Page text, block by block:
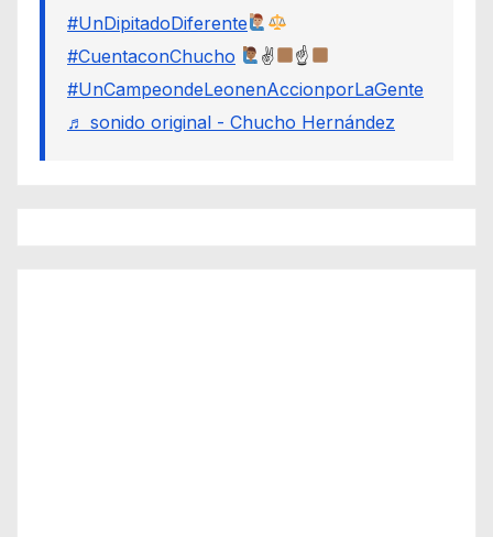
#UnDipitadoDiferente
#CuentaconChucho
✌
☝
#UnCampeondeLeonenAccionporLaGente
♬ sonido original - Chucho Hernández